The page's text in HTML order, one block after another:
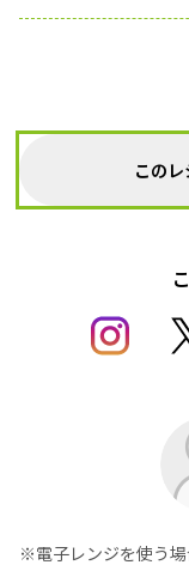
この
※電子レンジを使う場